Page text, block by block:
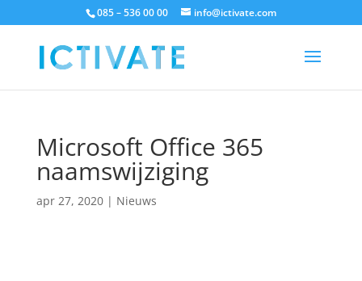
085 – 536 00 00 info@ictivate.com
Microsoft Office 365
naamswijziging
apr 27, 2020| Nieuws